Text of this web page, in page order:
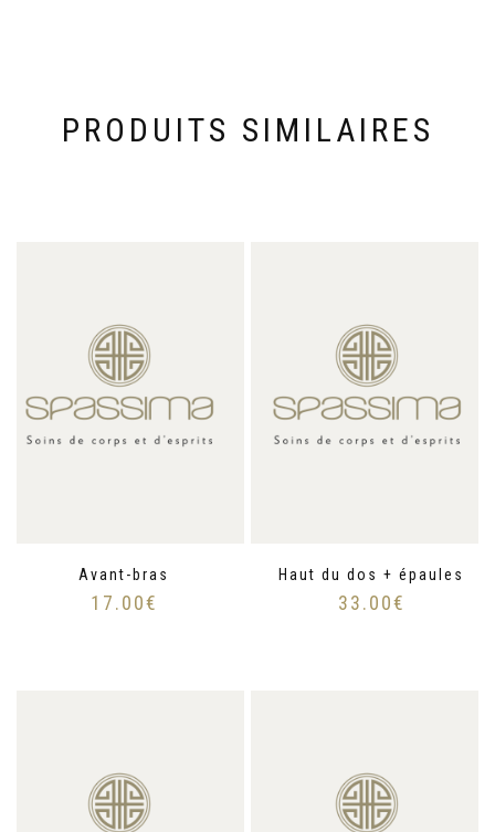
PRODUITS SIMILAIRES
Avant-bras
17.00€
Haut du dos + épaules
33.00€